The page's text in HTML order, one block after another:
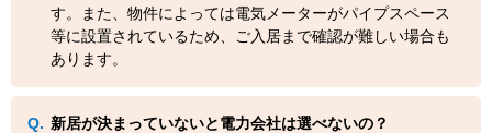
す。また、物件によっては電気メーターがパイプスペース
等に設置されているため、ご入居まで確認が難しい場合も
あります。
新居が決まっていないと電力会社は選べないの？